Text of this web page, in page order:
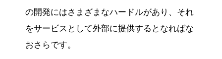
の開発にはさまざまなハードルがあり、それ
をサービスとして外部に提供するとなればな
おさらです。